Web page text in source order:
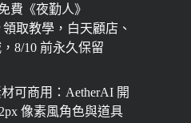
費《夜勤人》
領取教學，白天顧店、
8/10 前永久保留
可商用：AetherAI 開
像素風角色與道具